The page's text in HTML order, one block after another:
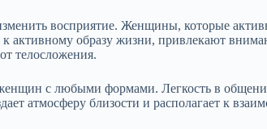
восприятие. Женщины, которые
активному образу жизни, привлекают
телосложения.
с любыми формами. Легкость в
атмосферу близости и располагает к